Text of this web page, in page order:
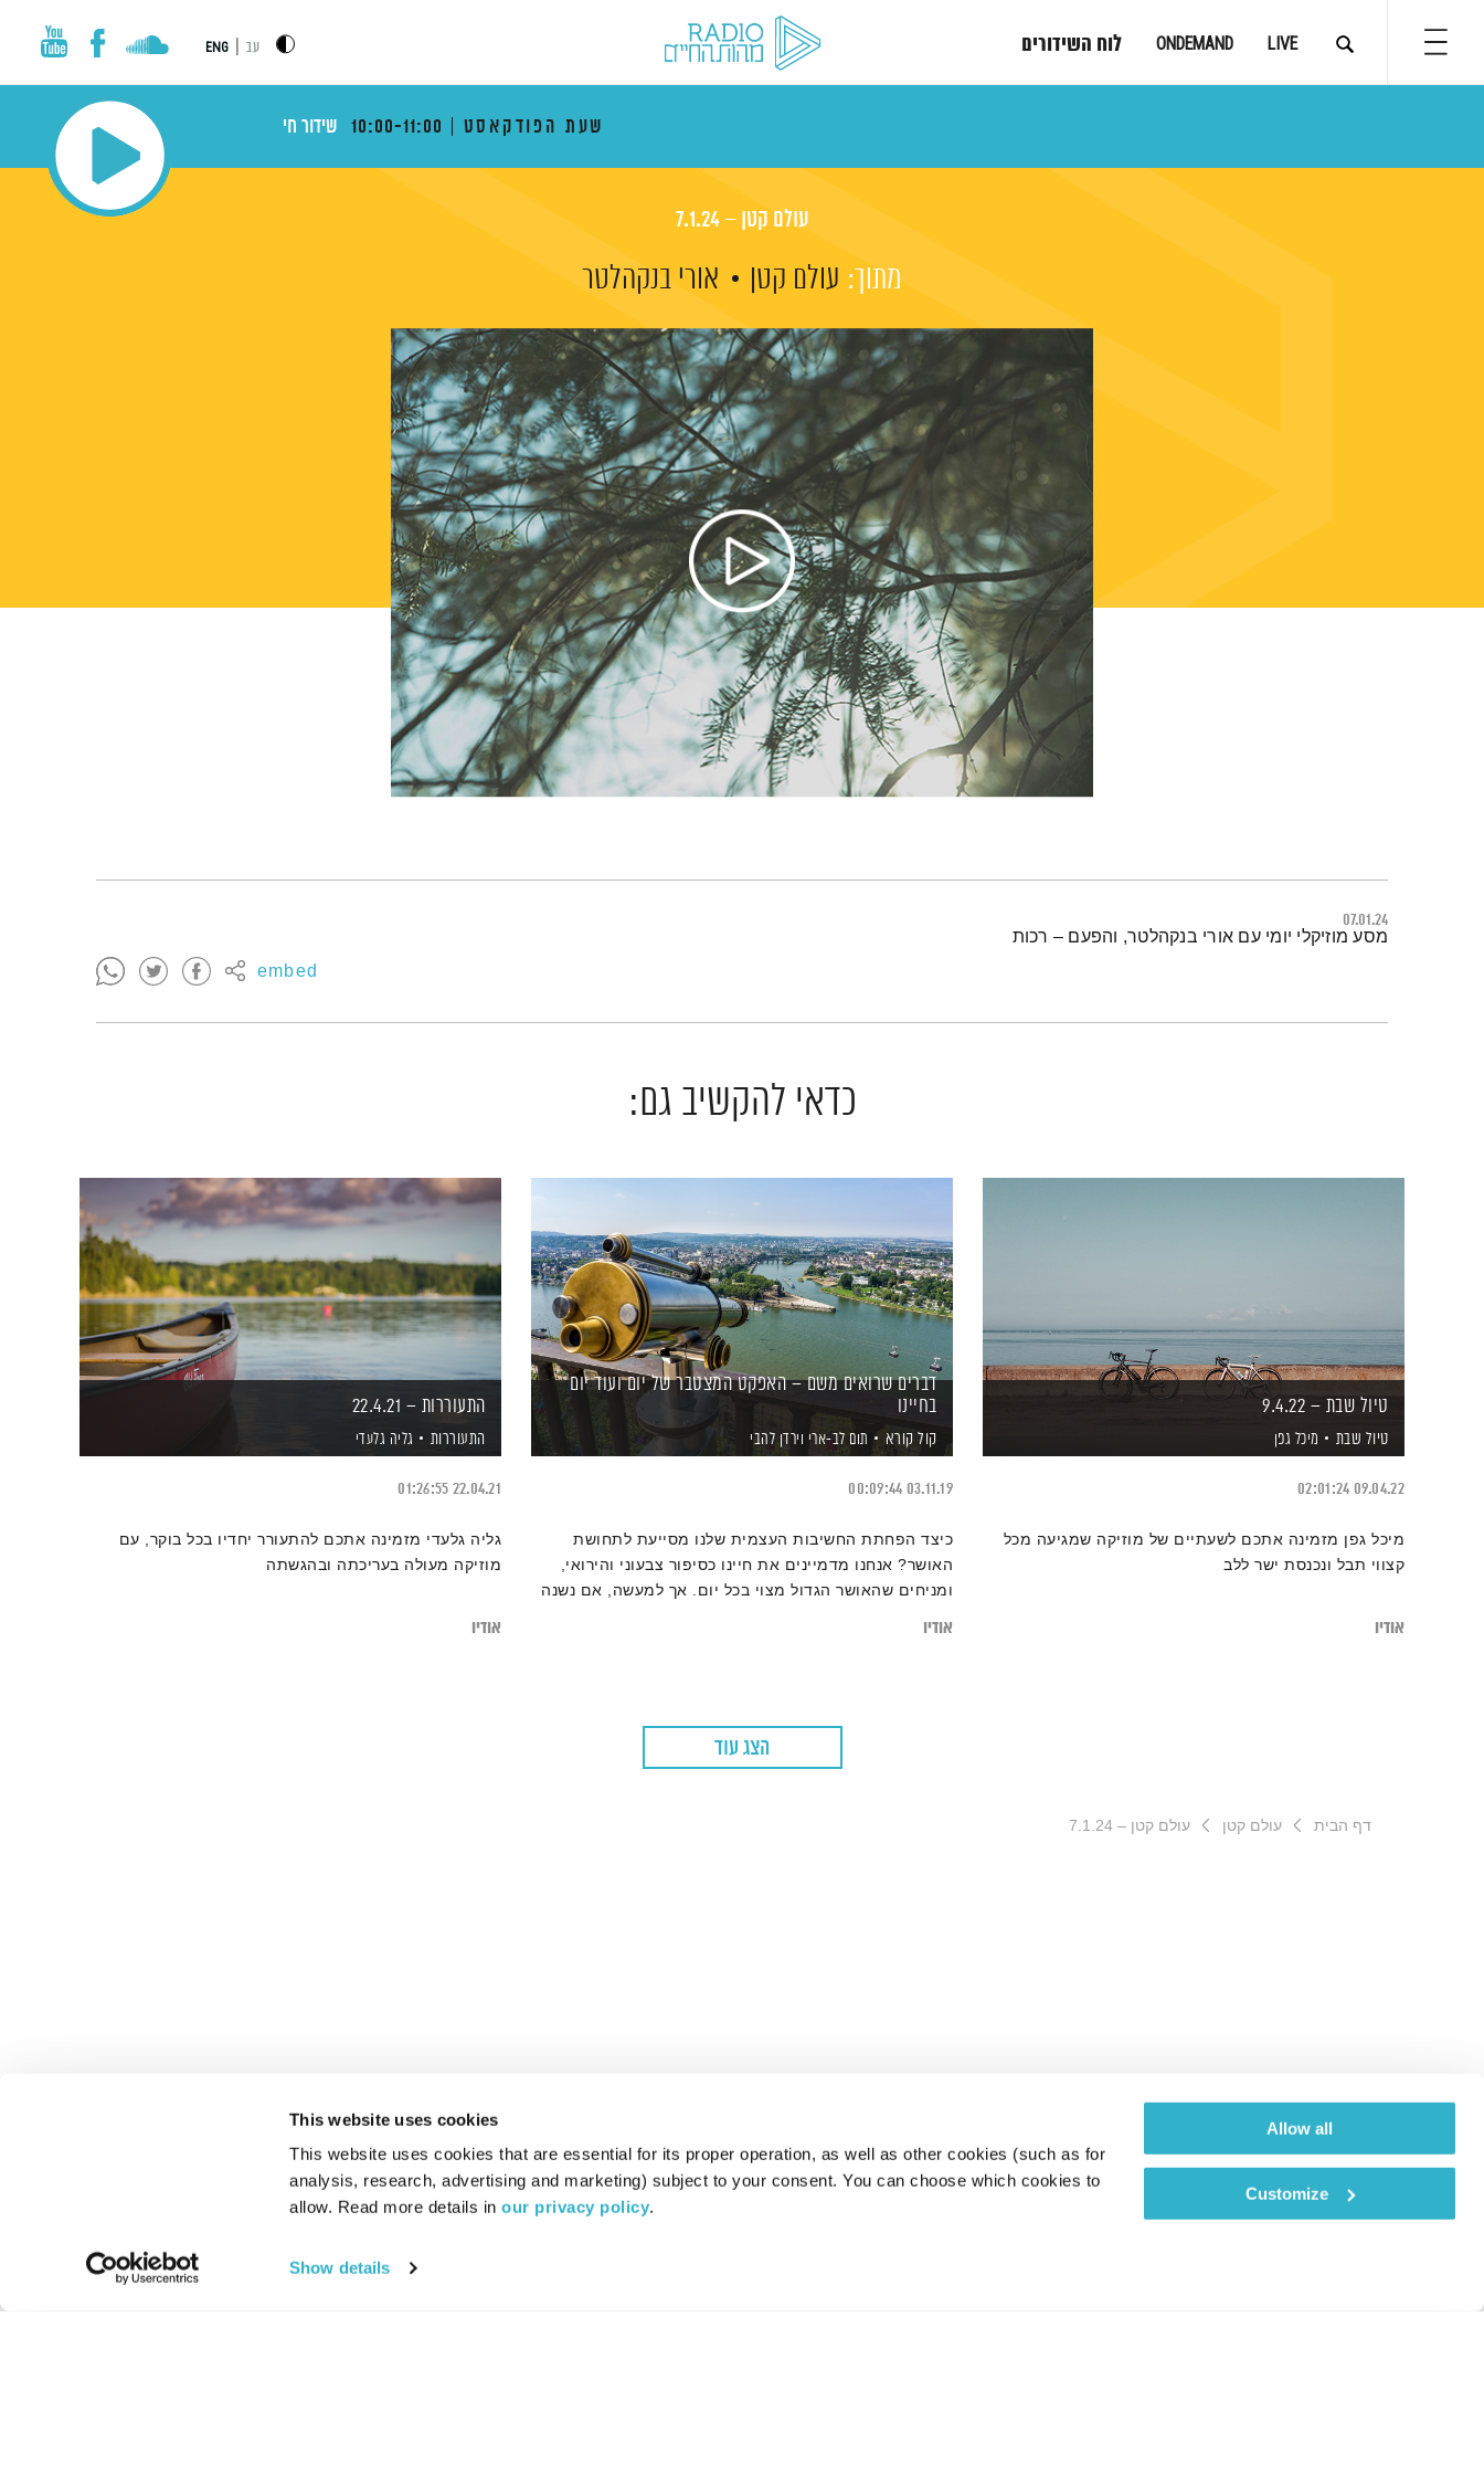
This website uses cookies
This website uses cookies that are essential for its proper operation, as well as other cookies (such as for
analysis, research, advertising and marketing) subject to your consent. You can choose which cookies to
allow. Read more details in our privacy policy.
Show details
Allow all
Customize
LIVE
ONDEMAND לוח השידורים עב ENG
שעת הפודקאסט 10:00-11:00 שידור חי
עולם קטן – 7.1.24
מתוך: עולם קטן אורי בנקהלטר
07.01.24
embed
תמצית הפודקאסט
מסע מוזיקלי יומי עם אורי בנקהלטר, והפעם – רכות
כדאי להקשיב גם:
טיול שבת – 9.4.22
טיול שבת מיכל גפן
09.04.22
02:01:24
מיכל גפן מזמינה אתכם לשעתיים של מוזיקה שמגיעה מכל
קצווי תבל ונכנסת ישר ללב
אודיו
דברים שרואים משם – האפקט המצטבר של יום ועוד יום
בחיינו
קול קורא תום לב-ארי וירדן להבי
03.11.19
00:09:44
כיצד הפחתת החשיבות העצמית שלנו מסייעת לתחושת
האושר? אנחנו מדמיינים את חיינו כסיפור צבעוני והירואי,
ומניחים שהאושר הגדול מצוי בכל יום. אך למעשה, אם נשנה
אודיו
התעוררות – 22.4.21
התעוררות גליה גלעדי
22.04.21
01:26:55
גליה גלעדי מזמינה אתכם להתעורר יחדיו בכל בוקר, עם
מוזיקה מעולה בעריכתה ובהגשתה
אודיו
הצג עוד
דף הבית עולם קטן עולם קטן – 7.1.24